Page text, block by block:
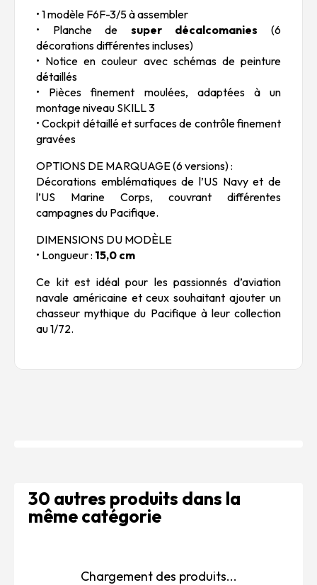
• 1 modèle F6F-3/5 à assembler
• Planche de super décalcomanies (6
décorations différentes incluses)
• Notice en couleur avec schémas de peinture
détaillés
• Pièces finement moulées, adaptées à un
montage niveau SKILL 3
• Cockpit détaillé et surfaces de contrôle finement
gravées
OPTIONS DE MARQUAGE (6 versions) :
Décorations emblématiques de l’US Navy et de
l’US Marine Corps, couvrant différentes
campagnes du Pacifique.
DIMENSIONS DU MODÈLE
• Longueur : 15,0 cm
Ce kit est idéal pour les passionnés d’aviation
navale américaine et ceux souhaitant ajouter un
chasseur mythique du Pacifique à leur collection
au 1/72.
30 autres produits dans la
même catégorie
Chargement des produits...